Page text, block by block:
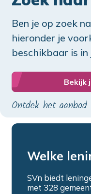
Ben je op zoek
hieronder je
beschikbaar is in
Bekijk
Ontdek het